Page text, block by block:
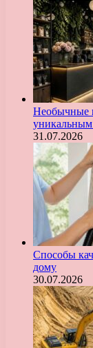
Необычные
31.07.2026
Способы
дому
30.07.2026